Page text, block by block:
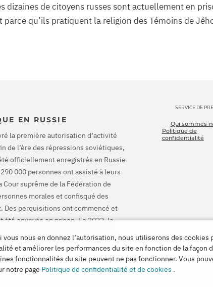
dizaines de citoyens russes sont actuellement en
qu’ils pratiquent la religion des Témoins de
EN RUSSIE
la première autorisation d’activité
de l’ère des répressions soviétiques,
officiellement enregistrés en Russie
000 personnes ont assisté à leurs
suprême de la Fédération de
morales et confisqué des
Des perquisitions ont commencé et
été envoyés en prison. En 2022, la
et de les indemniser pour tous
SERVICE DE
Qui sommes-
Politique de
confidentialité
vous nous en donnez l’autorisation, nous utiliserons des
et améliorer les performances du site en fonction de la façon
fonctionnalités du site peuvent ne pas fonctionner. Vous
notre page Politique de confidentialité et de cookies .